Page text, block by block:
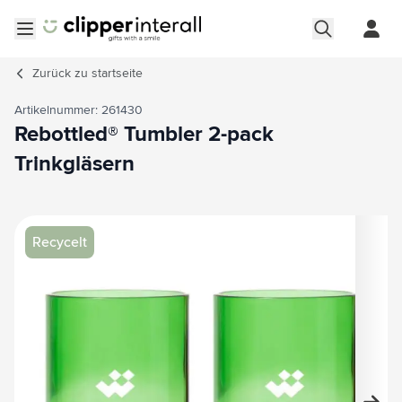
Zurück zu startseite
Recycelt
Hauptbild
Klicken Sie, um das Bild im Vollbildmodus zu sehen
Artikelnummer: 261430
Rebottled® Tumbler 2-pack
Trinkgläsern